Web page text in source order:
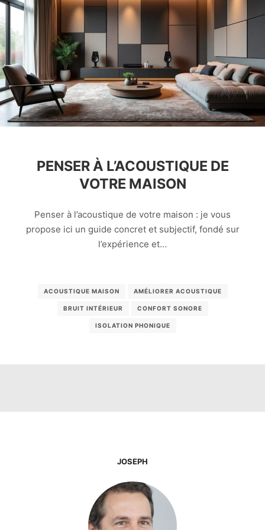
PENSER À L’ACOUSTIQUE DE
VOTRE MAISON
Penser à l’acoustique de votre maison : je vous
propose ici un guide concret et subjectif, fondé sur
l’expérience et…
ACOUSTIQUE MAISON AMÉLIORER ACOUSTIQUE
BRUIT INTÉRIEUR CONFORT SONORE
ISOLATION PHONIQUE
JOSEPH